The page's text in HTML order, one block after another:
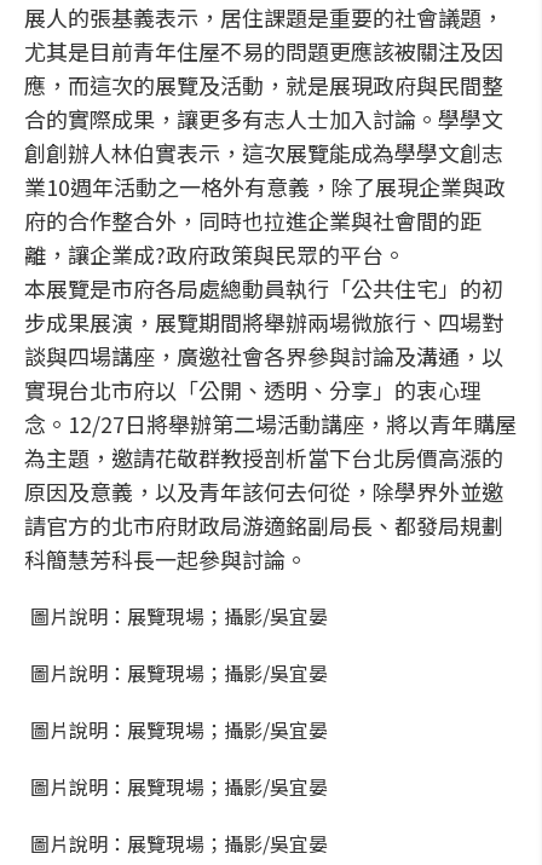
展人的張基義表示，居住課題是重要的社會議題，
尤其是目前青年住屋不易的問題更應該被關注及因
應，而這次的展覽及活動，就是展現政府與民間整
合的實際成果，讓更多有志人士加入討論。學學文
創創辦人林伯實表示，這次展覽能成為學學文創志
業10週年活動之一格外有意義，除了展現企業與政
府的合作整合外，同時也拉進企業與社會間的距
離，讓企業成?政府政策與民眾的平台。
本展覽是市府各局處總動員執行「公共住宅」的初
步成果展演，展覽期間將舉辦兩場微旅行、四場對
談與四場講座，廣邀社會各界參與討論及溝通，以
實現台北市府以「公開、透明、分享」的衷心理
念。12/27日將舉辦第二場活動講座，將以青年購屋
為主題，邀請花敬群教授剖析當下台北房價高漲的
原因及意義，以及青年該何去何從，除學界外並邀
請官方的北市府財政局游適銘副局長、都發局規劃
科簡慧芳科長一起參與討論。
圖片說明：展覽現場；攝影/吳宜晏
圖片說明：展覽現場；攝影/吳宜晏
圖片說明：展覽現場；攝影/吳宜晏
圖片說明：展覽現場；攝影/吳宜晏
圖片說明：展覽現場；攝影/吳宜晏